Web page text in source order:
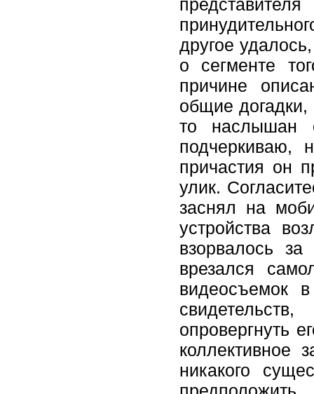
другое
о сегменте
причине
общие догадки,
то наслышан
подчеркиваю,
причастия он
улик.
заснял на
устройства
взорвалось
врезался
видеосъемок
опровергнуть
коллективное
никакого